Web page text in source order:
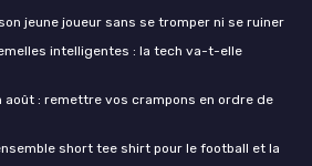
jeune joueur sans se tromper ni se ruiner
intelligentes : la tech va-t-elle
août : remettre vos crampons en ordre de
short tee shirt pour le football et la